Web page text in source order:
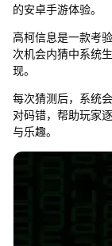
的安卓手游体验。
高柯信息是一款考
次机会内猜中系统
现。
每次猜测后，系统
对码错，帮助玩家
与乐趣。